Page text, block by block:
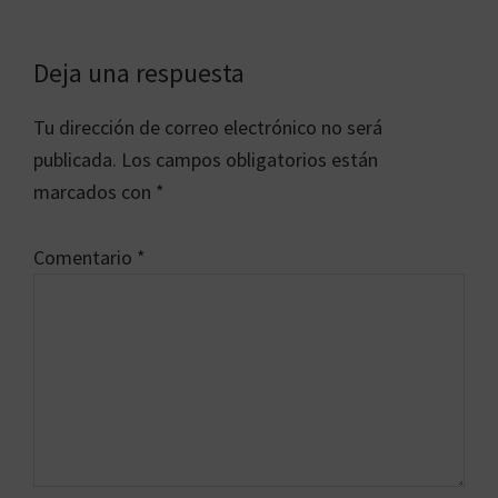
Interacciones
con
los
lectores
Deja una respuesta
Tu dirección de correo electrónico no será
publicada. Los campos obligatorios están
marcados con *
Comentario *